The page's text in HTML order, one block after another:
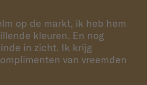
op de markt, ik heb hem
kleuren. En nog
in zicht. Ik krijg
van vreemden